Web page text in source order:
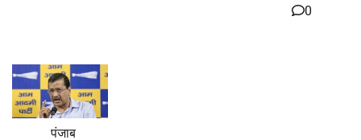
0
पंजाब